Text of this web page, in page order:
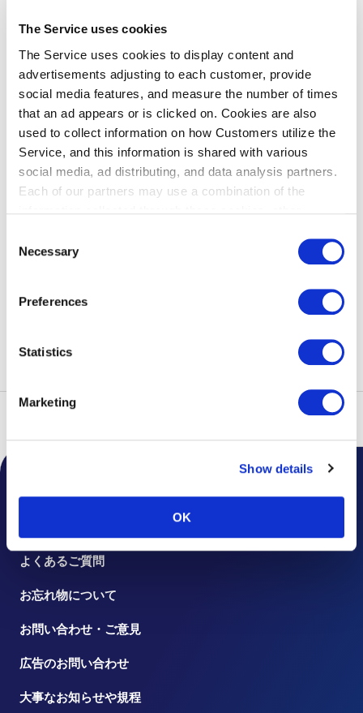
The Service uses cookies
The Service uses cookies to display content and
advertisements adjusting to each customer, provide
social media features, and measure the number of times
that an ad appears or is clicked on. Cookies are also
used to collect information on how Customers utilize the
Service, and this information is shared with various
social media, ad distributing, and data analysis partners.
Each of our partners may use a combination of the
well as other information collected by our partners when
Please see
Selection
Necessary
Preferences
Statistics
Marketing
Show details
OK
03-5708-0899
備考
※夜間メンテナンスにより一時ご利用いただけない場合がござい
ます。
Webサイト
せたが屋（ラーメン）
空港からのお知らせ
よくあるご質問
お忘れ物について
お問い合わせ・ご意見
広告のお問い合わせ
大事なお知らせや規程